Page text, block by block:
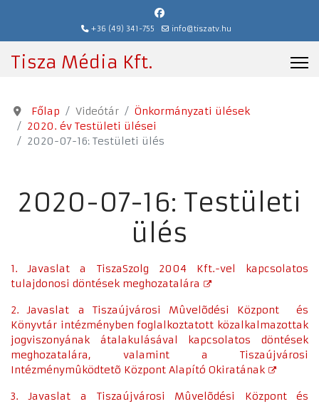
+36 (49) 341-755 info@tiszatv.hu
Tisza Média Kft.
Főlap Videótár
Önkormányzati ülések
2020. év Testületi ülései
2020-07-16: Testületi ülés
2020-07-16: Testületi
ülés
1. Javaslat a TiszaSzolg 2004 Kft.-vel kapcsolatos
tulajdonosi döntések meghozatalára
2. Javaslat a Tiszaújvárosi Mûvelõdési Központ és
Könyvtár intézményben foglalkoztatott közalkalmazottak
jogviszonyának átalakulásával kapcsolatos döntések
meghozatalára, valamint a Tiszaújvárosi
Intézménymûködtetõ Központ Alapító Okiratának
3. Javaslat a Tiszaújvárosi Mûvelõdési Központ és